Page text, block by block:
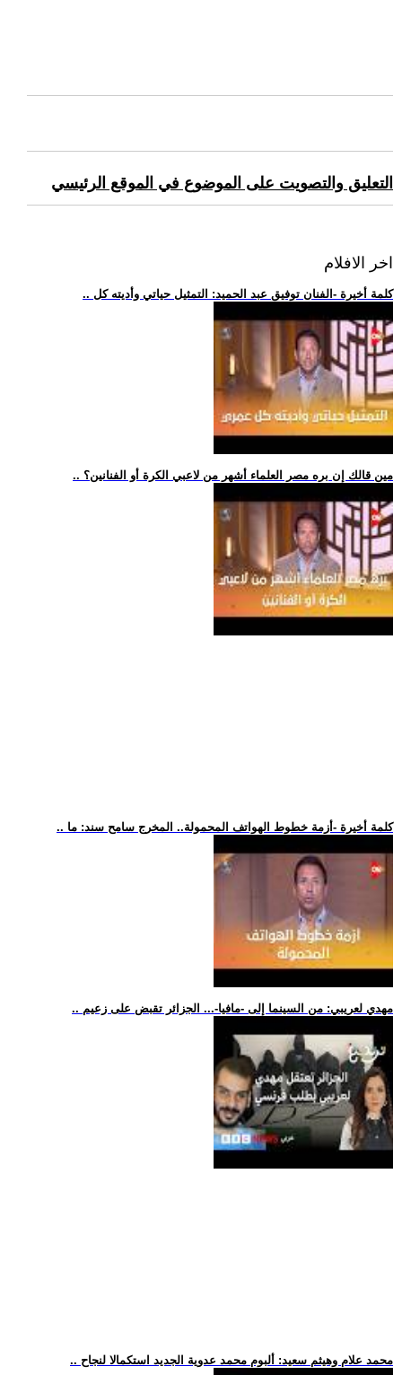
التعليق والتصويت على الموضوع في الموقع الرئيسي
اخر الافلام
.. كلمة أخيرة -الفنان توفيق عبد الحميد: التمثيل حياتي وأديته كل
.. مين قالك إن بره مصر العلماء أشهر من لاعبي الكرة أو الفنانين؟
.. كلمة أخيرة -أزمة خطوط الهواتف المحمولة.. المخرج سامح سند: ما
.. مهدي لعريبي: من السينما إلى -مافيا-... الجزائر تقبض على زعيم
.. محمد علام وهيثم سعيد: ألبوم محمد عدوية الجديد استكمالا لنجاح